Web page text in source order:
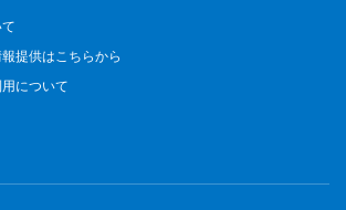
提供はこちらから
について